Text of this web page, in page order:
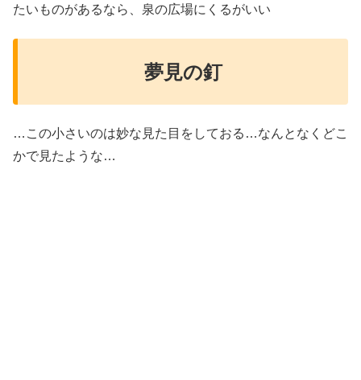
たいものがあるなら、泉の広場にくるがいい
夢見の釘
…この小さいのは妙な見た目をしておる…なんとなくどこ
かで見たような…